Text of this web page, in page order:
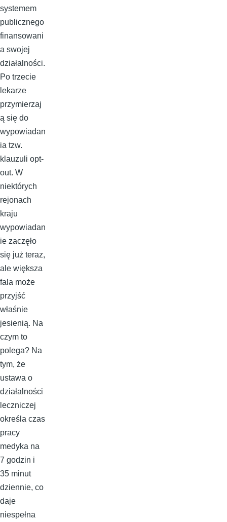
systemem
publicznego
finansowani
a swojej
działalności.
Po trzecie
lekarze
przymierzaj
ą się do
wypowiadan
ia tzw.
klauzuli opt-
out. W
niektórych
rejonach
kraju
wypowiadan
ie zaczęło
się już teraz,
ale większa
fala może
przyjść
właśnie
jesienią. Na
czym to
polega? Na
tym, że
ustawa o
działalności
leczniczej
określa czas
pracy
medyka na
7 godzin i
35 minut
dziennie, co
daje
niespełna